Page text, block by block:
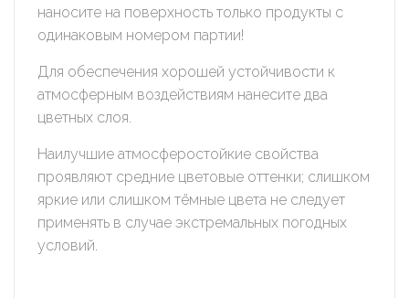
наносите на поверхность только продукты с
одинаковым номером партии!
Для обеспечения хорошей устойчивости к
атмосферным воздействиям нанесите два
цветных слоя.
Наилучшие атмосферостойкие свойства
проявляют средние цветовые оттенки; слишком
яркие или слишком тёмные цвета не следует
применять в случае экстремальных погодных
условий.
Chrome
Microsoft Edge
Internet Explorer
Настройка cookie
Мы обрабатываем куки в соответствии с
нижеуказанными целями и не используем их для
идентификации субъектов персональных данных. Мы